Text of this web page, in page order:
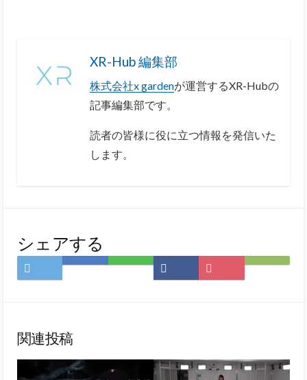
XR-Hub 編集部
株式会社x gardenが運営するXR-Hubの
記事編集部です。
読者の皆様に役に立つ情報を発信いた
します。
シェアする
Twitter
で
は
ク
マ
ー
LINE
Facebook
で
Pocket
に
Feedly
関連投稿